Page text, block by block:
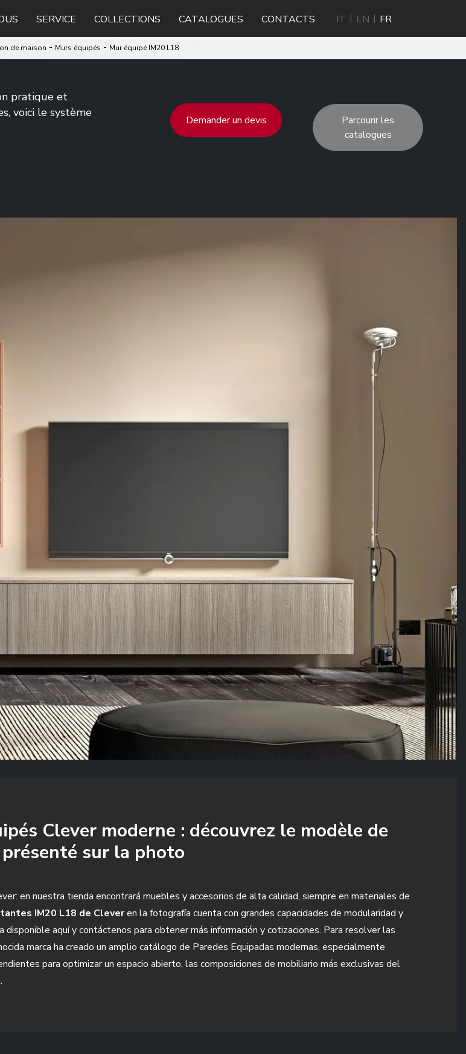
SERVICE COLLECTIONS CATALOGUES CONTACTS IT EN FR
de maison - Murs équipés - Mur équipé IM20 L18
pratique et
voici le système
Demander un devis
Parcourir les
catalogues
Clever moderne : découvrez le modèle de
sur la photo
en nuestra tienda encontrará muebles y accesorios de alta calidad, siempre en materiales de
IM20 L18 de Cleveren la fotografía cuenta con grandes capacidades de modularidad y
aquí y contáctenos para obtener más información y cotizaciones. Para resolver las
marca ha creado un amplio catálogo de Paredes Equipadas modernas, especialmente
para optimizar un espacio abierto, las composiciones de mobiliario más exclusivas del